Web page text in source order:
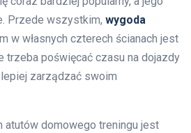
Przede wszystkim, wygoda
w własnych czterech ścianach jest
trzeba poświęcać czasu na dojazdy
zarządzać swoim
atutów domowego treningu jest